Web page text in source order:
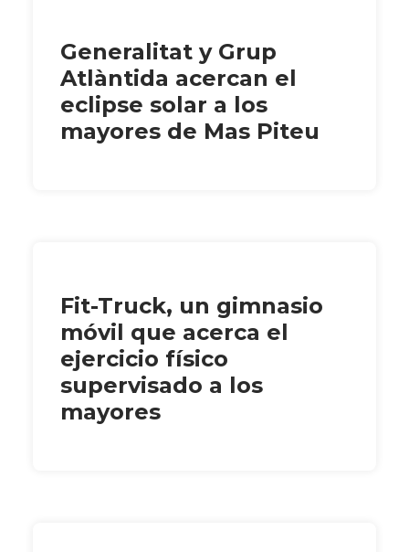
Generalitat y Grup
Atlàntida acercan el
eclipse solar a los
mayores de Mas Piteu
Fit-Truck, un gimnasio
móvil que acerca el
ejercicio físico
supervisado a los
mayores